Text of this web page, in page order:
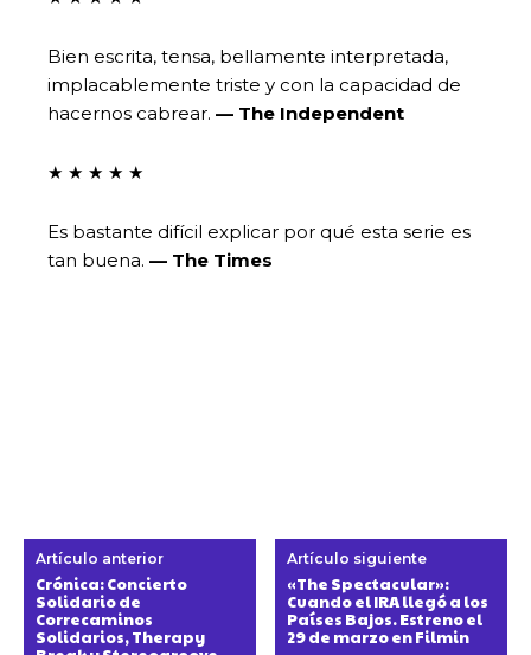
Bien escrita, tensa, bellamente interpretada,
implacablemente triste y con la capacidad de
hacernos cabrear. — The Independent
★ ★ ★ ★ ★
Es bastante difícil explicar por qué esta serie es
tan buena. — The Times
Artículo anterior
Crónica: Concierto
Solidario de
Correcaminos
Solidarios, Therapy
Artículo siguiente
«The Spectacular»:
Cuando el IRA llegó a los
Países Bajos. Estreno el
29 de marzo en Filmin